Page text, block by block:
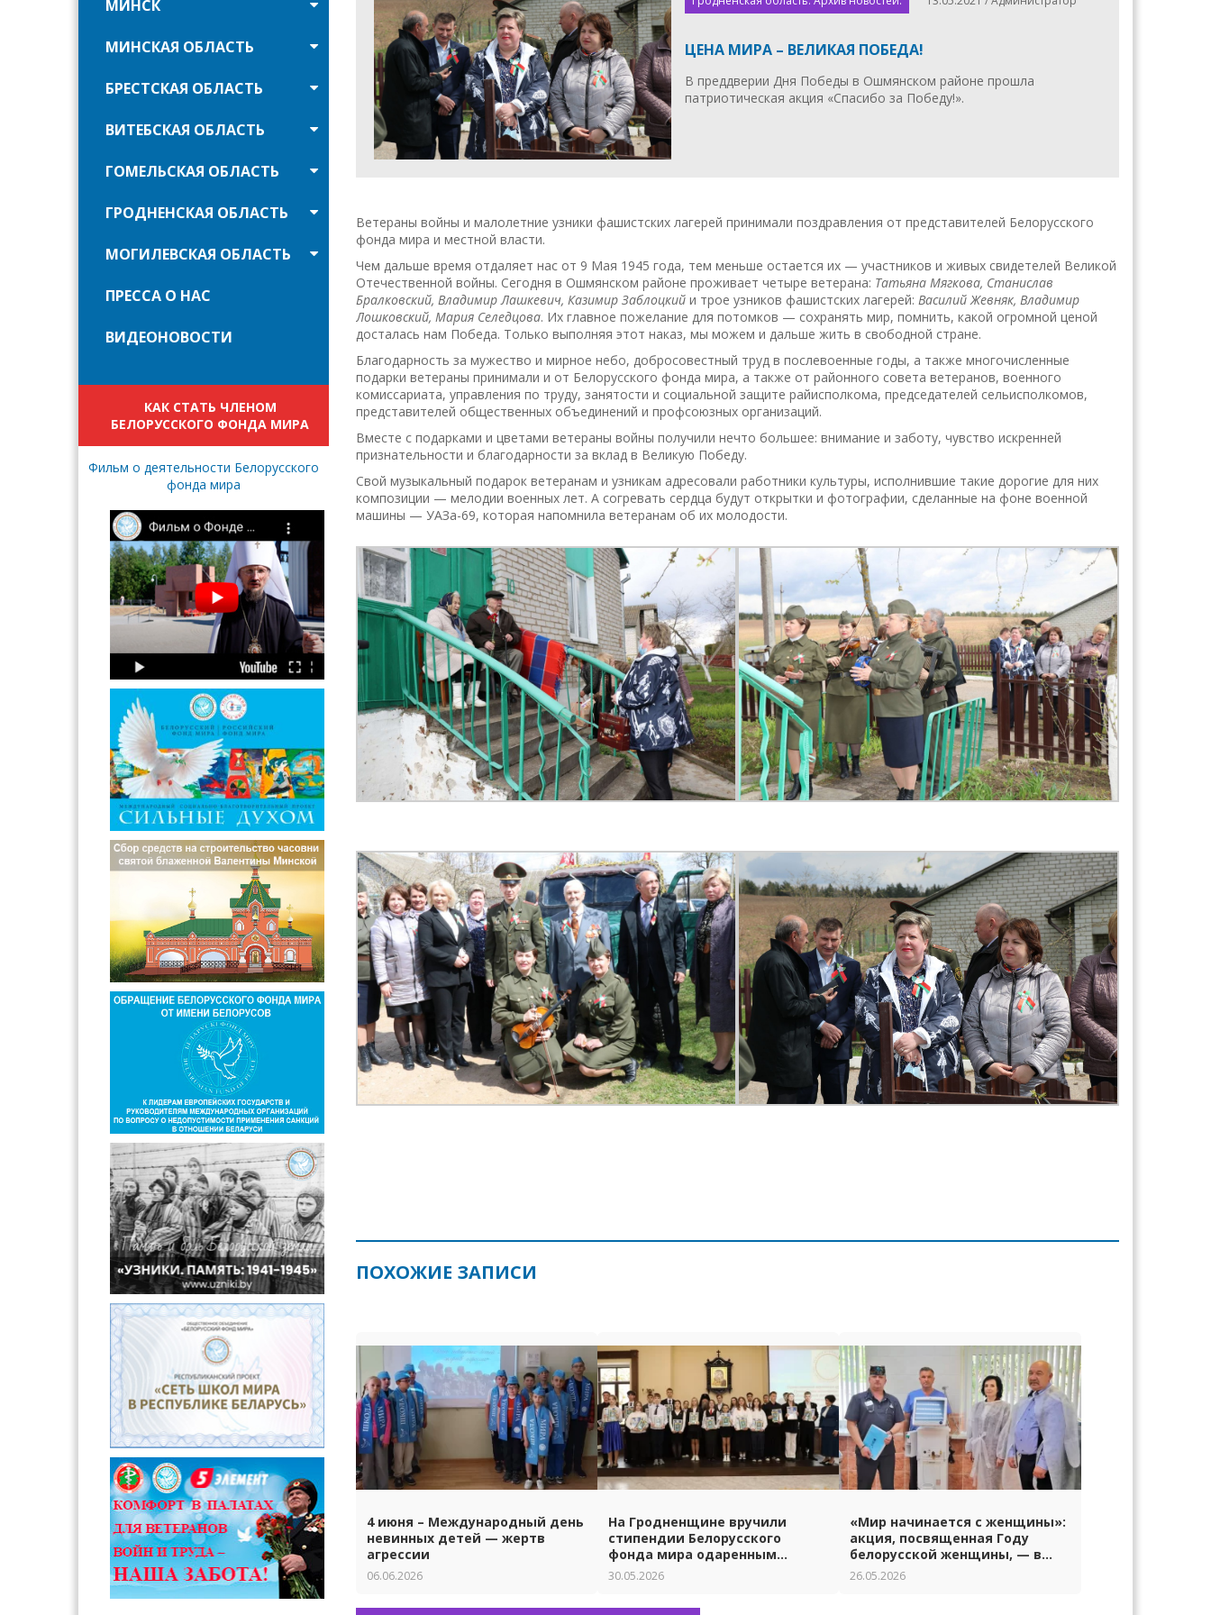
МИНСК
МИНСКАЯ ОБЛАСТЬ
БРЕСТСКАЯ ОБЛАСТЬ
ВИТЕБСКАЯ ОБЛАСТЬ
ГОМЕЛЬСКАЯ ОБЛАСТЬ
ГРОДНЕНСКАЯ ОБЛАСТЬ
МОГИЛЕВСКАЯ ОБЛАСТЬ
ПРЕССА О НАС
ВИДЕОНОВОСТИ
КАК СТАТЬ ЧЛЕНОМ
БЕЛОРУССКОГО ФОНДА МИРА
Фильм о деятельности Белорусского
фонда мира
ЦЕНА МИРА – ВЕЛИКАЯ ПОБЕДА!
В преддверии Дня Победы в Ошмянском районе прошла
патриотическая акция «Спасибо за Победу!».
Ветераны войны и малолетние узники фашистских лагерей принимали поздравления от представителей Белорусского
фонда мира и местной власти.
Чем дальше время отдаляет нас от 9 Мая 1945 года, тем меньше остается их — участников и живых свидетелей Великой
Отечественной войны. Сегодня в Ошмянском районе проживает четыре ветерана: Татьяна Мягкова, Станислав
Бралковский, Владимир Лашкевич, Казимир Заблоцкийи трое узников фашистских лагерей: Василий Жевняк, Владимир
Лошковский, Мария Селедцова. Их главное пожелание для потомков — сохранять мир, помнить, какой огромной ценой
досталась нам Победа. Только выполняя этот наказ, мы можем и дальше жить в свободной стране.
Благодарность за мужество и мирное небо, добросовестный труд в послевоенные годы, а также многочисленные
подарки ветераны принимали и от Белорусского фонда мира, а также от районного совета ветеранов, военного
комиссариата, управления по труду, занятости и социальной защите райисполкома, председателей сельисполкомов,
представителей общественных объединений и профсоюзных организаций.
Вместе с подарками и цветами ветераны войны получили нечто большее: внимание и заботу, чувство искренней
признательности и благодарности за вклад в Великую Победу.
Свой музыкальный подарок ветеранам и узникам адресовали работники культуры, исполнившие такие дорогие для них
композиции — мелодии военных лет. А согревать сердца будут открытки и фотографии, сделанные на фоне военной
машины — УАЗа-69, которая напомнила ветеранам об их молодости.
ПОХОЖИЕ ЗАПИСИ
4 июня – Международный день
невинных детей — жертв
агрессии
06.06.2026
На Гродненщине вручили
стипендии Белорусского
фонда мира одаренным
ученикам и студентам.
30.05.2026
«Мир начинается с женщины»:
акция, посвященная Году
белорусской женщины, — в
Гродно
26.05.2026